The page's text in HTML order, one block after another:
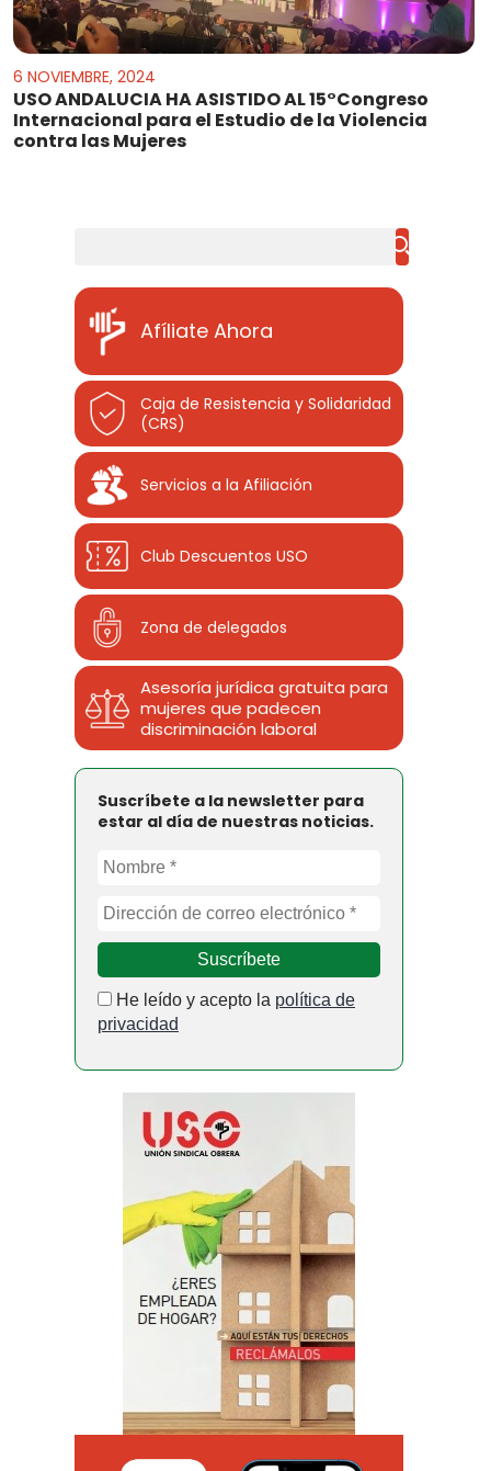
6 NOVIEMBRE, 2024
USO ANDALUCIA HA ASISTIDO AL 15°Congreso
Internacional para el Estudio de la Violencia
contra las Mujeres
Afíliate Ahora
Caja de Resistencia y Solidaridad
(CRS)
Servicios a la Afiliación
Club Descuentos USO
Zona de delegados
Asesoría jurídica gratuita para
mujeres que padecen
discriminación laboral
Suscríbete a la newsletter para
estar al día de nuestras noticias.
He leído y acepto la política de
privacidad